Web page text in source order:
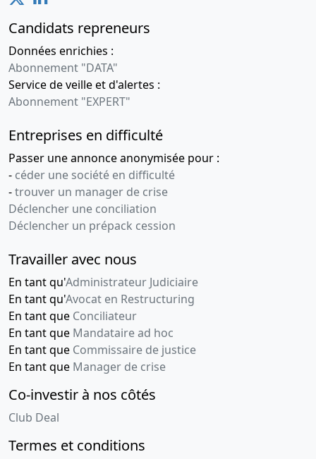
Candidats repreneurs
Données enrichies :
Abonnement "DATA"
Service de veille et d'alertes :
Abonnement "EXPERT"
Entreprises en difficulté
Passer une annonce anonymisée pour :
- céder une société en difficulté
-trouver un manager de crise
Déclencher une conciliation
Déclencher un prépack cession
Travailler avec nous
En tant qu'Administrateur Judiciaire
En tant qu'Avocat en Restructuring
En tant que Conciliateur
En tant que Mandataire ad hoc
En tant que Commissaire de justice
En tant que Manager de crise
Co-investir à nos côtés
Club Deal
Termes et conditions